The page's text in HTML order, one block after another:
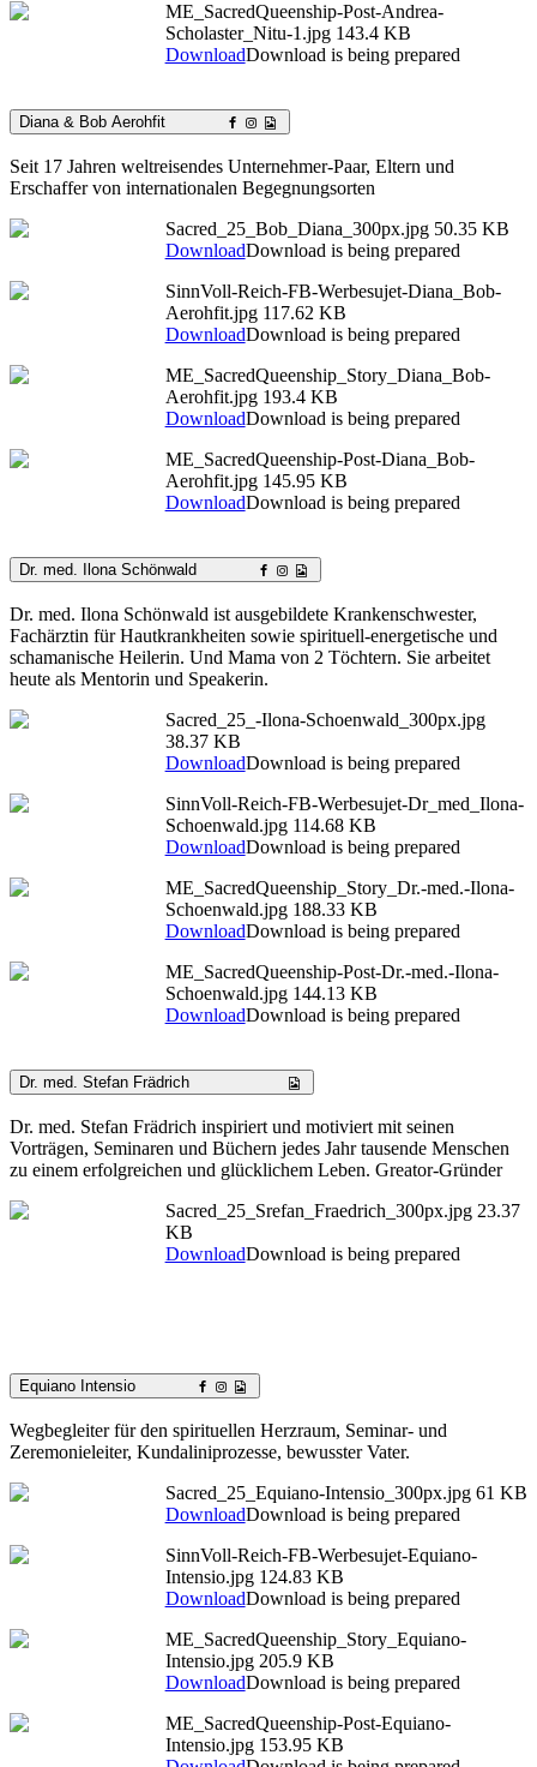
ME_SacredQueenship-Post-Andrea-
Scholaster_Nitu-1.jpg 143.4 KB
DownloadDownload is being prepared
Diana & Bob Aerohfit
Seit 17 Jahren weltreisendes Unternehmer-Paar, Eltern und
Erschaffer von internationalen Begegnungsorten
Sacred_25_Bob_Diana_300px.jpg 50.35 KB
DownloadDownload is being prepared
SinnVoll-Reich-FB-Werbesujet-Diana_Bob-
Aerohfit.jpg 117.62 KB
DownloadDownload is being prepared
ME_SacredQueenship_Story_Diana_Bob-
Aerohfit.jpg 193.4 KB
DownloadDownload is being prepared
ME_SacredQueenship-Post-Diana_Bob-
Aerohfit.jpg 145.95 KB
DownloadDownload is being prepared
Dr. med. Ilona Schönwald
Dr. med. Ilona Schönwald ist ausgebildete Krankenschwester,
Fachärztin für Hautkrankheiten sowie spirituell-energetische und
schamanische Heilerin. Und Mama von 2 Töchtern. Sie arbeitet
heute als Mentorin und Speakerin.
Sacred_25_-Ilona-Schoenwald_300px.jpg
38.37 KB
DownloadDownload is being prepared
SinnVoll-Reich-FB-Werbesujet-Dr_med_Ilona-
Schoenwald.jpg 114.68 KB
DownloadDownload is being prepared
ME_SacredQueenship_Story_Dr.-med.-Ilona-
Schoenwald.jpg 188.33 KB
DownloadDownload is being prepared
ME_SacredQueenship-Post-Dr.-med.-Ilona-
Schoenwald.jpg 144.13 KB
DownloadDownload is being prepared
Dr. med. Stefan Frädrich
Dr. med. Stefan Frädrich inspiriert und motiviert mit seinen
Vorträgen, Seminaren und Büchern jedes Jahr tausende Menschen
zu einem erfolgreichen und glücklichem Leben. Greator-Gründer
Sacred_25_Srefan_Fraedrich_300px.jpg 23.37
KB
DownloadDownload is being prepared
Equiano Intensio
Wegbegleiter für den spirituellen Herzraum, Seminar- und
Zeremonieleiter, Kundaliniprozesse, bewusster Vater.
Sacred_25_Equiano-Intensio_300px.jpg 61 KB
DownloadDownload is being prepared
SinnVoll-Reich-FB-Werbesujet-Equiano-
Intensio.jpg 124.83 KB
DownloadDownload is being prepared
ME_SacredQueenship_Story_Equiano-
Intensio.jpg 205.9 KB
DownloadDownload is being prepared
ME_SacredQueenship-Post-Equiano-
Intensio.jpg 153.95 KB